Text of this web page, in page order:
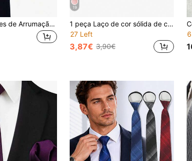
2/5 peças Clipes de Arrumação para Lenço de Bolso Masculino, para Fato, Smoking, Casaco e Colete, em Polipropileno
19
1 peça Laço de cor sólida de camada dupla para homem, laço de fato formal de negócios, laço de casamento para padrinho
27 Left
3,87€ 3,90€